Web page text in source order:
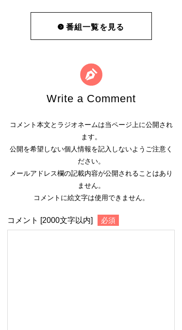
番組一覧を見る
Write a Comment
コメント本文とラジオネームは当ページ上に公開され
ます。
公開を希望しない個人情報を記入しないようご注意く
ださい。
メールアドレス欄の記載内容が公開されることはあり
ません。
コメントに絵文字は使用できません。
コメント [2000文字以内] 必須